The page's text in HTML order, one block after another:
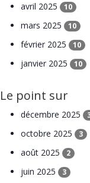
avril 2025 10
mars 2025 10
février 2025 10
janvier 2025 10
Le point sur
décembre 2025
octobre 2025 3
août 2025 2
juin 2025 3